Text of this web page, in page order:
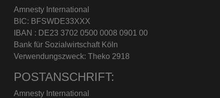
Amnesty International
BIC: BFSWDE33XXX
IBAN : DE23 3702 0500 0008 0901 00
Bank für Sozialwirtschaft Köln
Verwendungszweck: Theko 2918
POSTANSCHRIFT:
Amnesty International